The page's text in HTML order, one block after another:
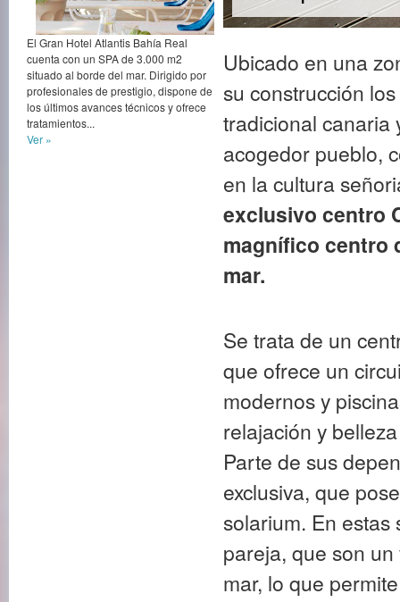
El Gran Hotel Atlantis Bahía Real
cuenta con un SPA de 3.000 m2
situado al borde del mar. Dirigido por
profesionales de prestigio, dispone de
los últimos avances técnicos y ofrece
tratamientos...
Ver »
su construcción
tradicional canaria
acogedor pueblo,
en la cultura
exclusivo centro
magnífico centro
mar.
que ofrece un
modernos y
relajación y
Parte de sus
exclusiva, que
solarium. En
pareja, que son
mar, lo que